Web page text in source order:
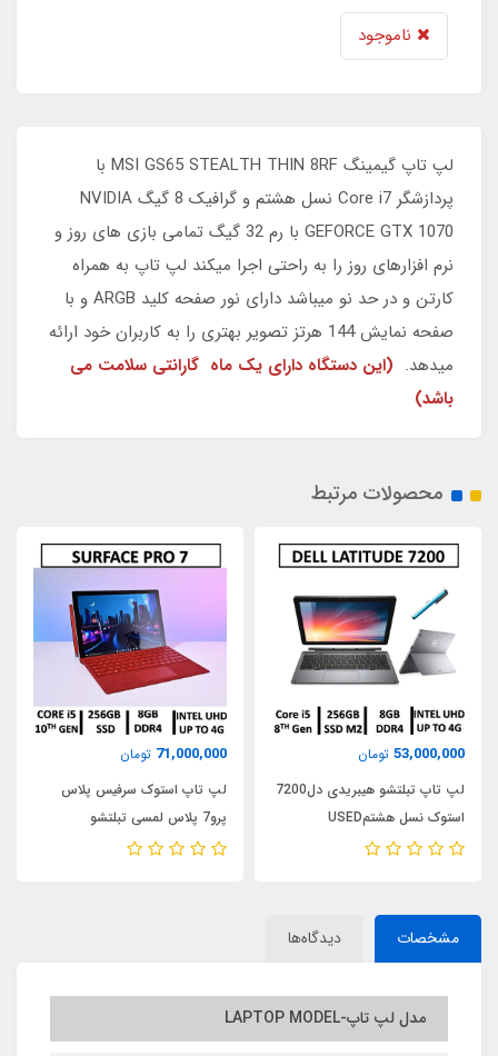
ناموجود
لپ تاپ گیمینگ MSI GS65 STEALTH THIN 8RF با
پردازشگر Core i7 نسل هشتم و گرافیک 8 گیگ NVIDIA
GEFORCE GTX 1070 با رم 32 گیگ تمامی بازی های روز و
نرم افزارهای روز را به راحتی اجرا میکند لپ تاپ به همراه
کارتن و در حد نو میباشد دارای نور صفحه کلید ARGB و با
صفحه نمایش 144 هرتز تصویر بهتری را به کاربران خود ارائه
میدهد. (این دستگاه دارای یک ماه گارانتی سلامت می
باشد)
محصولات مرتبط
53,000,000 تومان
لپ تاپ تبلتشو هیبریدی دل7200
استوک نسل هشتمUSED
LAPTOP DELL LATITUDE
71,000,000 تومان
لپ تاپ استوک سرفیس پلاس
پرو7 پلاس لمسی تبلتشو
مایکروسافت USED LAPTOP
مشخصات دیدگاه‌ها
مدل لپ تاپ-LAPTOP MODEL